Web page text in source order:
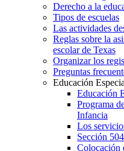
Derecho a la
Tipos de escuelas
Las actividades
Reglas sobre la
escolar de Texas
Organizar los
Preguntas
Educación
Educación
Programa
Infancia
Los
Sección 504
Colocación